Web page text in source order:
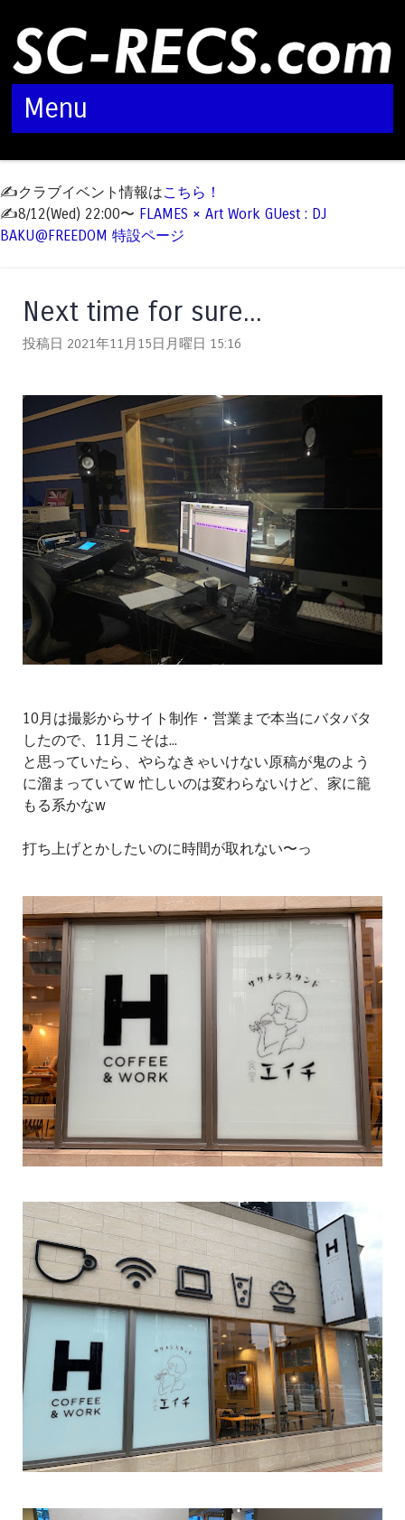
Menu
✍️クラブイベント情報はこちら！
✍️8/12(Wed) 22:00〜 FLAMES × Art Work GUest : DJ
BAKU@FREEDOM 特設ページ
Next time for sure...
投稿日 2021年11月15日月曜日 15:16
10月は撮影からサイト制作・営業まで本当にバタバタ
したので、11月こそは...
と思っていたら、やらなきゃいけない原稿が鬼のよう
に溜まっていてw 忙しいのは変わらないけど、家に籠
もる系かなw
打ち上げとかしたいのに時間が取れない〜っ